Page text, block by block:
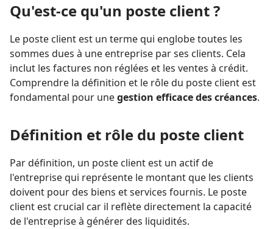
Qu'est-ce qu'un poste client ?
Le poste client est un terme qui englobe toutes les
sommes dues à une entreprise par ses clients. Cela
inclut les factures non réglées et les ventes à crédit.
Comprendre la définition et le rôle du poste client est
fondamental pour unegestion efficace des créances.
Définition et rôle du poste client
Par définition, un poste client est un actif de
l'entreprise qui représente le montant que les clients
doivent pour des biens et services fournis. Le poste
client est crucial car il reflète directement la capacité
de l'entreprise à générer des liquidités.